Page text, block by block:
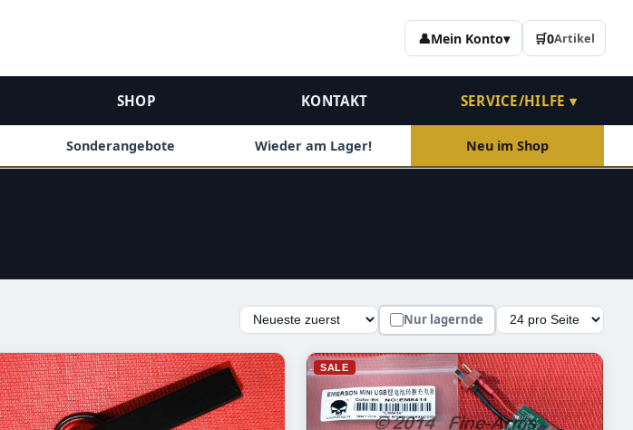
👤Mein Konto▾ 🛒0Artikel
SHOP KONTAKT SERVICE/HILFE ▾
Sonderangebote Wieder am Lager! Neu im Shop
Auswahl lädt die Seite automatisch mit den neuen
Sortierung Nur lagernde Artikel pro Seite
SALE